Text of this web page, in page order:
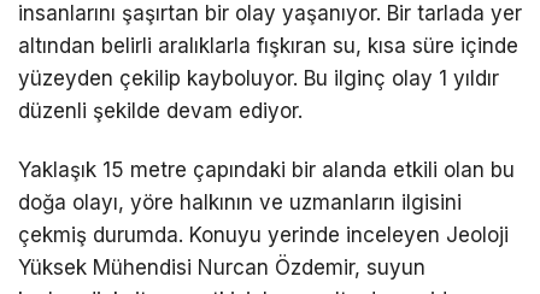
insanlarını şaşırtan bir olay yaşanıyor. Bir tarlada yer
altından belirli aralıklarla fışkıran su, kısa süre içinde
yüzeyden çekilip kayboluyor. Bu ilginç olay 1 yıldır
düzenli şekilde devam ediyor.
Yaklaşık 15 metre çapındaki bir alanda etkili olan bu
doğa olayı, yöre halkının ve uzmanların ilgisini
çekmiş durumda. Konuyu yerinde inceleyen Jeoloji
Yüksek Mühendisi Nurcan Özdemir, suyun